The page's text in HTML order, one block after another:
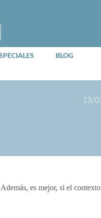
BLOG
13/
es mejor, si el